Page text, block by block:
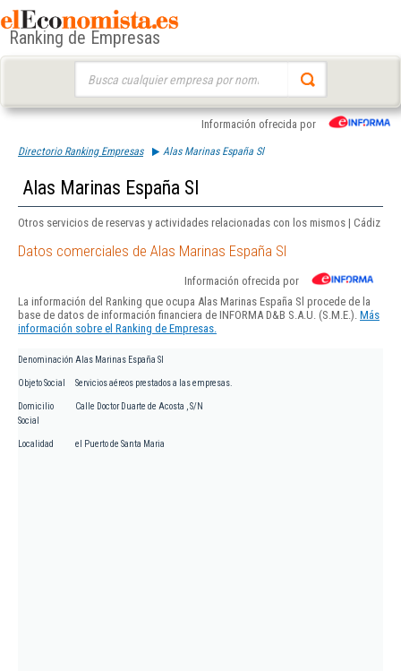
Ranking de Empresas
Información ofrecida por
Directorio Ranking Empresas Alas Marinas España Sl
Alas Marinas España Sl
Otros servicios de reservas y actividades relacionadas con los mismos | Cádiz
Datos comerciales de Alas Marinas España Sl
Información ofrecida por
La información del Ranking que ocupa Alas Marinas España Sl procede de la
base de datos de información financiera de INFORMA D&B S.A.U. (S.M.E.). Más
información sobre el Ranking de Empresas.
Denominación Alas Marinas España Sl
Objeto Social Servicios aéreos prestados a las empresas.
Domicilio
Social
Calle Doctor Duarte de Acosta , S/N
Localidad el Puerto de Santa Maria